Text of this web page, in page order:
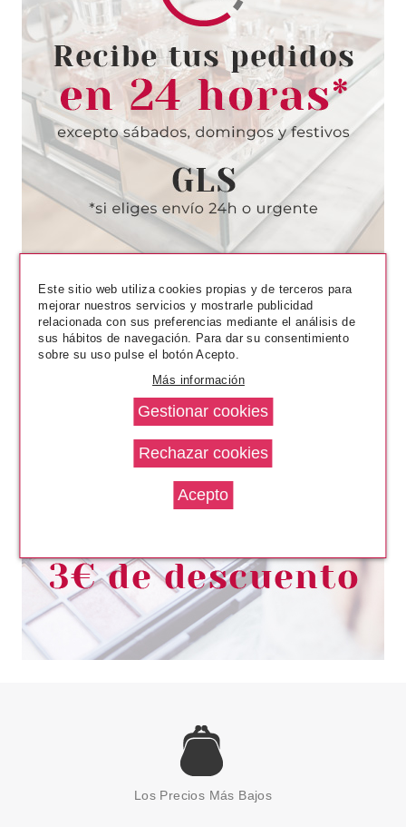
ESSENCE
ESSENCE UV GEL NAIL
ESPATULA DE CUTICULAS
Pvr 2.99€
-14%
desde
2.58€
ARDELL
ARDELL NAIL ADDICT UÑAS
POSTIZAS NATURAL SQUARED
desde
6.94€
SOKO READY
SOKO READY BODY
GEMSTONES 60 STICKERS
Los Precios Más Bajos
Este sitio web utiliza cookies propias y de terceros para
mejorar nuestros servicios y mostrarle publicidad
relacionada con sus preferencias mediante el análisis de
sus hábitos de navegación. Para dar su consentimiento
sobre su uso pulse el botón Acepto.
Más información